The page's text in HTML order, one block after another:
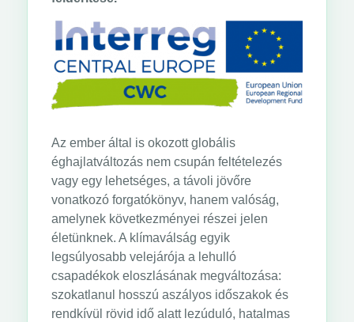
Az ember által is okozott globális
éghajlatváltozás nem csupán feltételezés
vagy egy lehetséges, a távoli jövőre
vonatkozó forgatókönyv, hanem valóság,
amelynek következményei részei jelen
életünknek. A klímaválság egyik
legsúlyosabb velejárója a lehulló
csapadékok eloszlásának megváltozása:
szokatlanul hosszú aszályos időszakok és
rendkívül rövid idő alatt lezúduló, hatalmas